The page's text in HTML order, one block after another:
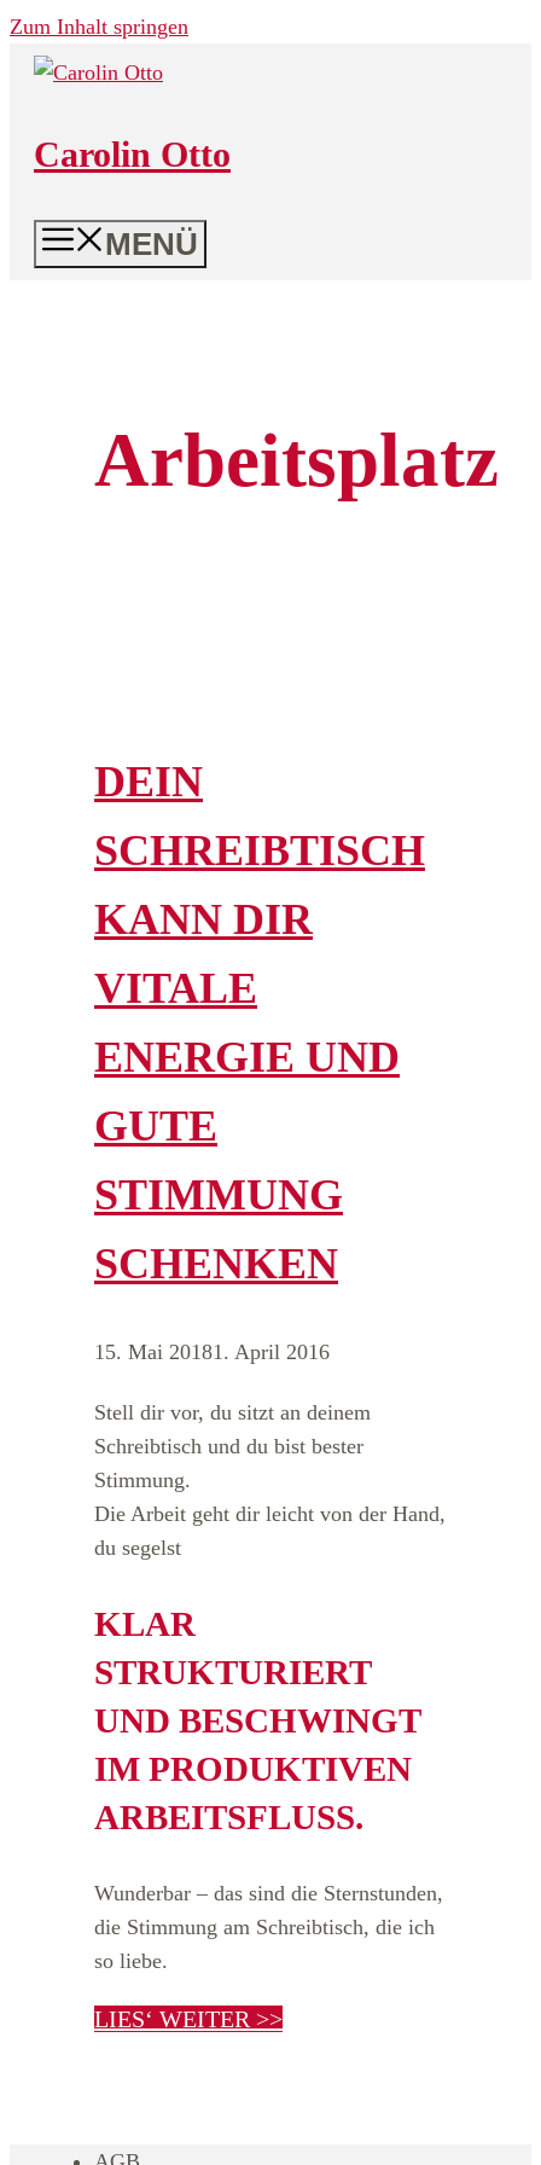
Zum Inhalt springen
Carolin Otto
MENÜ
Arbeitsplatz
DEIN
SCHREIBTISCH
KANN DIR
VITALE
ENERGIE UND
GUTE
STIMMUNG
SCHENKEN
15. Mai 20181. April 2016
Stell dir vor, du sitzt an deinem
Schreibtisch und du bist bester
Stimmung.
Die Arbeit geht dir leicht von der Hand,
du segelst
KLAR
STRUKTURIERT
UND BESCHWINGT
IM PRODUKTIVEN
ARBEITSFLUSS.
Wunderbar – das sind die Sternstunden,
die Stimmung am Schreibtisch, die ich
so liebe.
LIES‘ WEITER >>